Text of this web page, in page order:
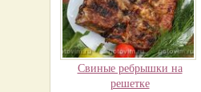
Свиные ребрышки на
решетке